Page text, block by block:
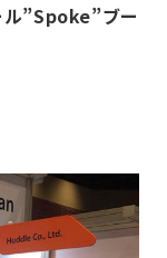
”Spoke”ブー